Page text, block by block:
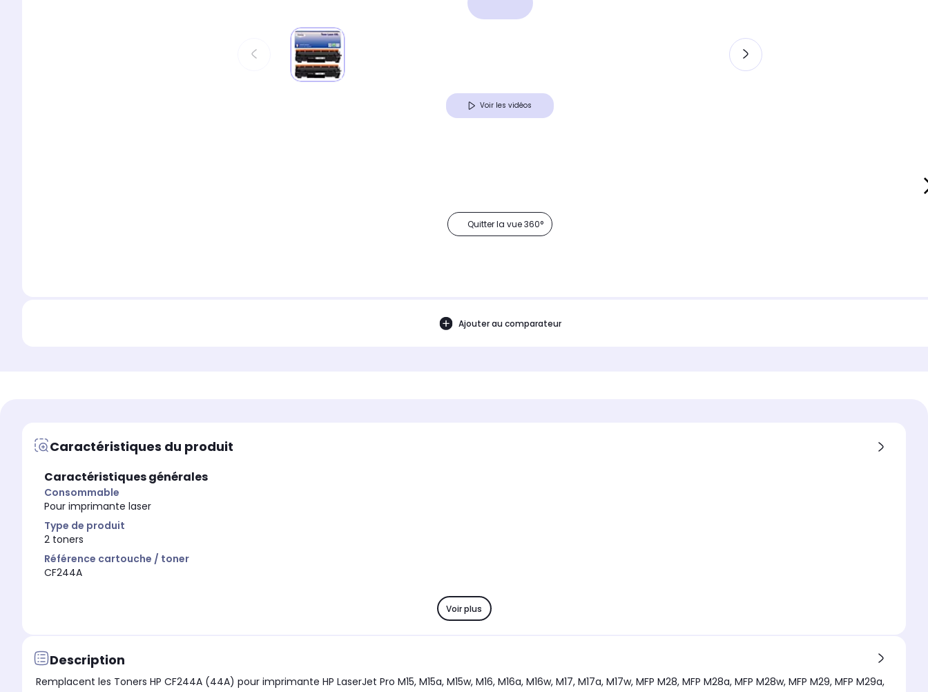
Voir les vidéos
Quitter la vue 360°
Ajouter au comparateur
Caractéristiques du produit
Caractéristiques générales
Consommable
Pour imprimante laser
Type de produit
2 toners
Référence cartouche / toner
CF244A
Voir plus
Description
Remplacent les Toners HP CF244A (44A) pour imprimante HP LaserJet Pro M15, M15a, M15w, M16, M16a, M16w, M17, M17a, M17w, MFP M28, MFP M28a, MFP M28w, MFP M29, MFP M29a,